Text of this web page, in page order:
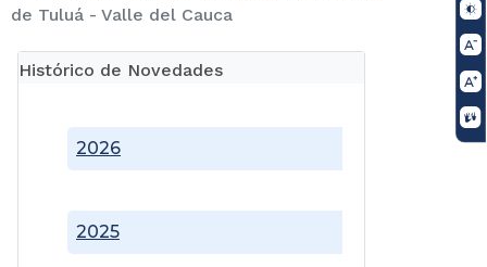
de Tuluá - Valle del Cauca
Histórico de Novedades
2025
2026